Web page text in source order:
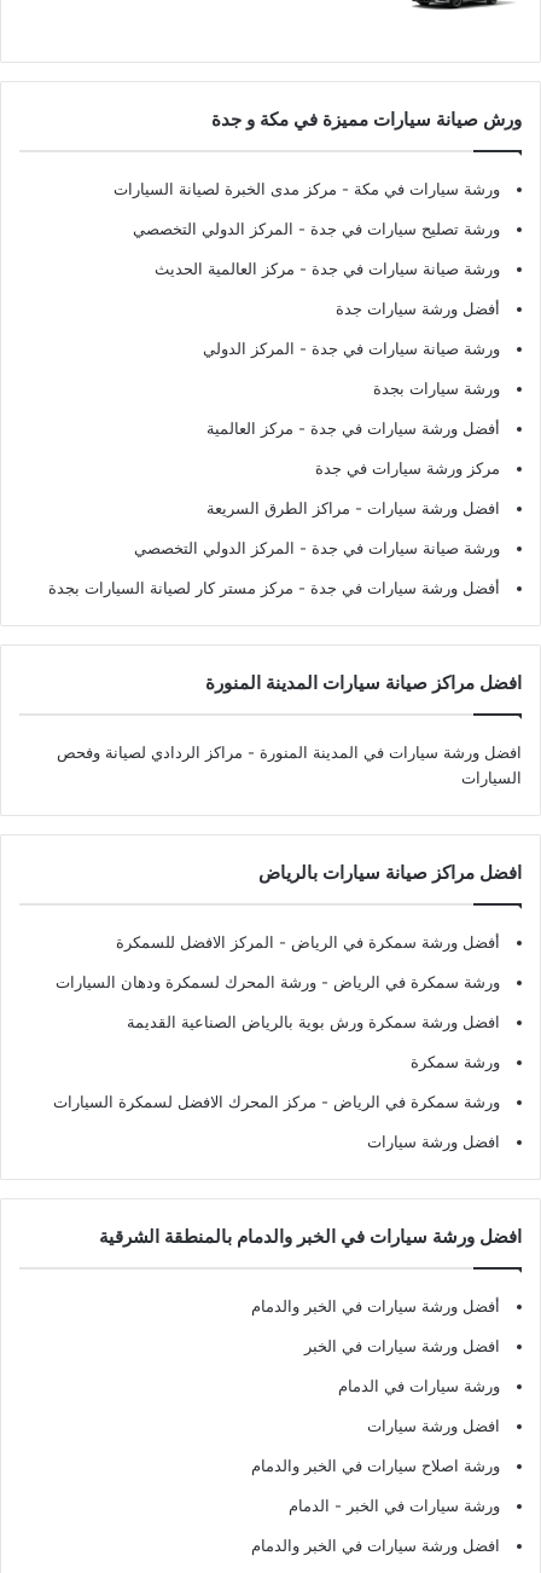
ورش صيانة سيارات مميزة في مكة و جدة
ورشة سيارات في مكة - مركز مدى الخبرة لصيانة السيارات
ورشة تصليح سيارات في جدة - المركز الدولي التخصصي
ورشة صيانة سيارات في جدة - مركز العالمية الحديث
أفضل ورشة سيارات جدة
ورشة صيانة سيارات في جدة - المركز الدولي
ورشة سيارات بجدة
أفضل ورشة سيارات في جدة - مركز العالمية
مركز ورشة سيارات في جدة
افضل ورشة سيارات - مراكز الطرق السريعة
ورشة صيانة سيارات في جدة - المركز الدولي التخصصي
أفضل ورشة سيارات في جدة - مركز مستر كار لصيانة السيارات بجدة
افضل مراكز صيانة سيارات المدينة المنورة
افضل ورشة سيارات في المدينة المنورة - مراكز الردادي لصيانة وفحص
السيارات
افضل مراكز صيانة سيارات بالرياض
أفضل ورشة سمكرة في الرياض - المركز الافضل للسمكرة
ورشة سمكرة في الرياض - ورشة المحرك لسمكرة ودهان السيارات
افضل ورشة سمكرة ورش بوية بالرياض الصناعية القديمة
ورشة سمكرة
ورشة سمكرة في الرياض - مركز المحرك الافضل لسمكرة السيارات
افضل ورشة سيارات
افضل ورشة سيارات في الخبر والدمام بالمنطقة الشرقية
أفضل ورشة سيارات في الخبر والدمام
افضل ورشة سيارات في الخبر
ورشة سيارات في الدمام
افضل ورشة سيارات
ورشة اصلاح سيارات في الخبر والدمام
ورشة سيارات في الخبر - الدمام
افضل ورشة سيارات في الخبر والدمام